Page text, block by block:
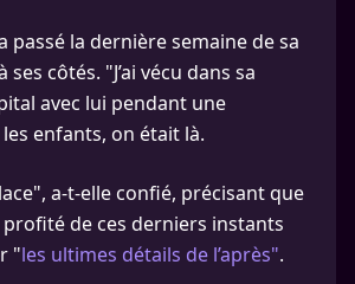
passé la dernière semaine de sa
ses côtés. "J’ai vécu dans sa
avec lui pendant une
enfants, on était là.
a-t-elle confié, précisant que
de ces derniers instants
"les ultimes détails de l’après".